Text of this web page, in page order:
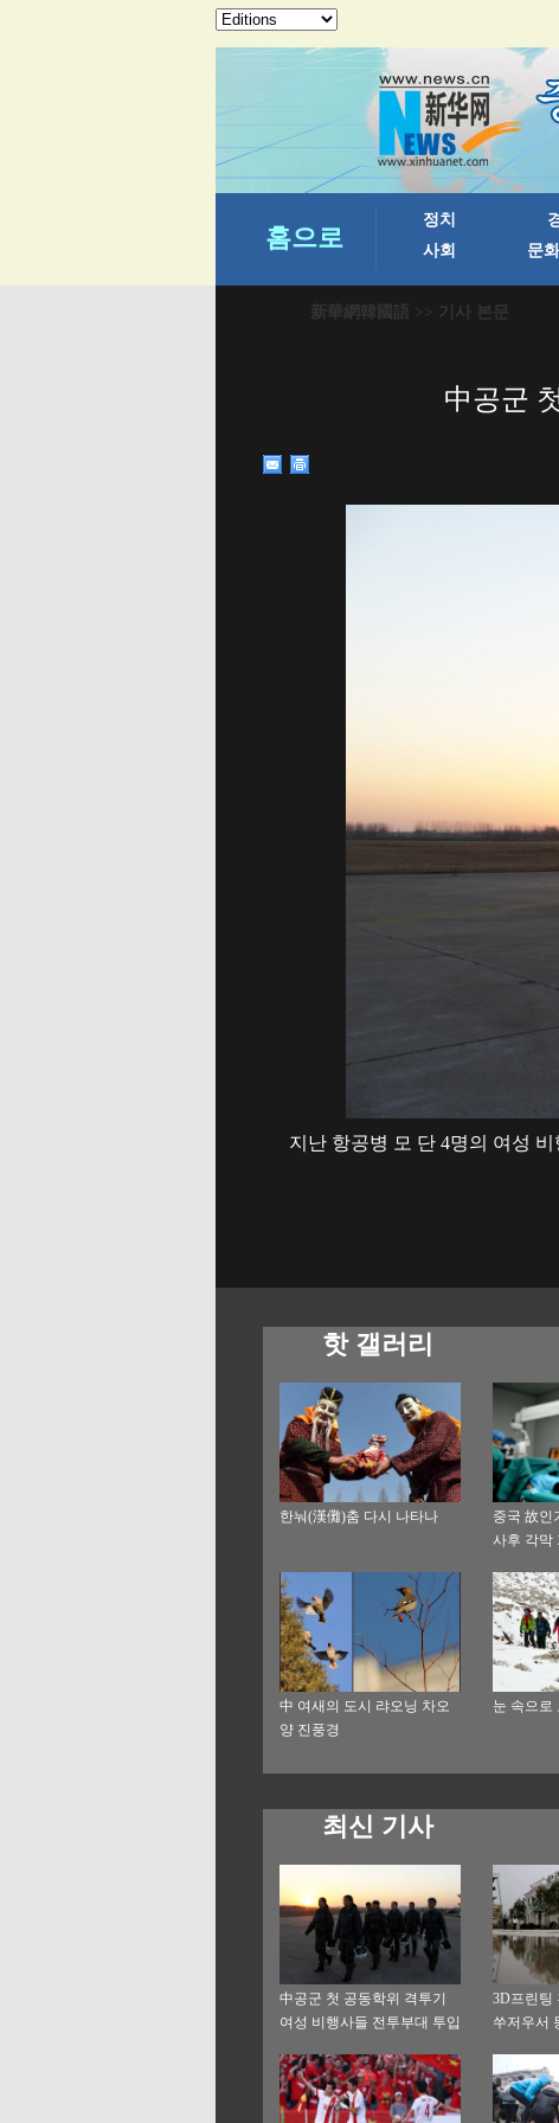
新華網韓國語 >> 기사 본문
中공군
지난 항공병 모 단 4명의 여성
핫 갤러리
한눠(漢儺)춤 다시 나타나
중국 故인
사후 각막
中 여새의 도시 랴오닝 차오
양 진풍경
눈 속으로
최신 기사
中공군 첫 공동학위 격투기
여성 비행사들 전투부대 투입
3D프린팅
쑤저우서